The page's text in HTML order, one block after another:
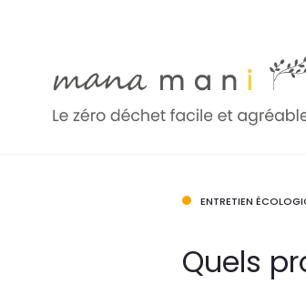
ENTRETIEN
Quels